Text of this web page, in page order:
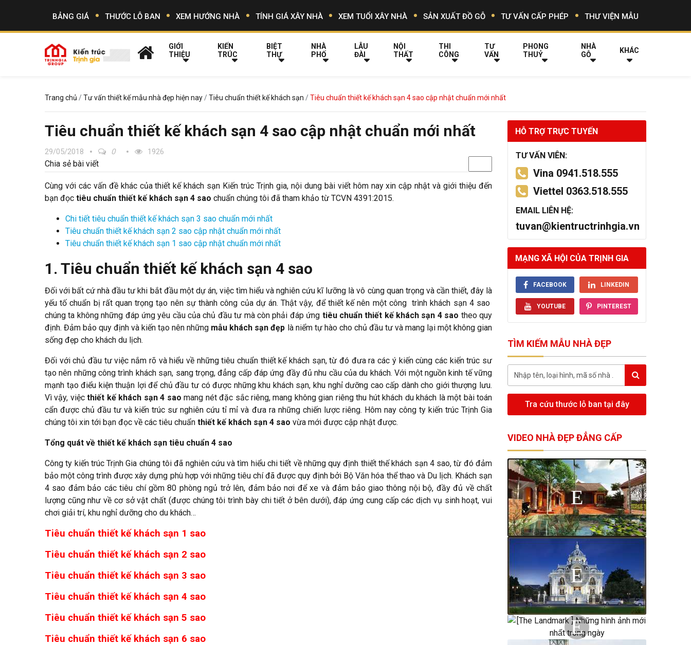
BẢNG GIÁ THƯỚC LỖ BAN XEM HƯỚNG NHÀ TÍNH GIÁ XÂY NHÀ XEM TUỔI XÂY NHÀ SẢN XUẤT ĐỒ GỖ TƯ VẤN CẤP PHÉP THƯ VIỆN MẪU
GIỚI
THIỆU
KIẾN
TRÚC
BIỆT
THỰ
NHÀ
PHỐ
LÂU
ĐÀI
NỘI
THẤT
THI
CÔNG
TƯ
VẤN
PHONG
THUỶ
NHÀ
GỖ
KHÁC
Trang chủ Tư vấn thiết kế mẫu nhà đẹp hiện nay Tiêu chuẩn thiết kế khách sạn Tiêu chuẩn thiết kế khách sạn 4 sao cập nhật chuẩn mới nhất
Tiêu chuẩn thiết kế khách sạn 4 sao cập nhật chuẩn mới nhất
29/05/2018 0 1926
Chia sẻ bài viết
Cùng với các vấn đề khác của thiết kế khách sạn Kiến trúc Trịnh gia, nội dung bài viết hôm nay xin cập nhật và giới thiệu đến
bạn đọc tiêu chuẩn thiết kế khách sạn 4 sao chuẩn chúng tôi đã tham khảo từ TCVN 4391:2015.
Chi tiết tiêu chuẩn thiết kế khách sạn 3 sao chuẩn mới nhất
Tiêu chuẩn thiết kế khách sạn 2 sao cập nhật chuẩn mới nhất
Tiêu chuẩn thiết kế khách sạn 1 sao cập nhật chuẩn mới nhất
1. Tiêu chuẩn thiết kế khách sạn 4 sao
Đối với bất cứ nhà đầu tư khi bắt đầu một dự án, việc tìm hiểu và nghiên cứu kĩ lưỡng là vô cùng quan trọng và cần thiết, đây là
yếu tố chuẩn bị rất quan trọng tạo nên sự thành công của dự án. Thật vậy, để thiết kế nên một công trình khách sạn 4 sao
chúng ta không những đáp ứng yêu cầu của chủ đầu tư mà còn phải đáp ứng tiêu chuẩn thiết kế khách sạn 4 sao theo quy
định. Đảm bảo quy định và kiến tạo nên những mẫu khách sạn đẹp là niểm tự hào cho chủ đầu tư và mang lại một không gian
sống đẹp cho khách du lịch.
Đối với chủ đầu tư việc nắm rõ và hiểu về những tiêu chuẩn thiết kế khách sạn, từ đó đưa ra các ý kiến cùng các kiến trúc sư
tạo nên những công trình khách sạn, sang trọng, đẳng cấp đáp ứng đầy đủ nhu cầu của du khách. Với một nguồn kinh tế vững
mạnh tạo điểu kiện thuận lợi để chủ đầu tư có được những khu khách sạn, khu nghỉ dưỡng cao cấp dành cho giới thượng lưu.
Vì vậy, việcthiết kế khách sạn 4 sao mang nét đặc sắc riêng, mang không gian riêng thu hút khách du khách là một bài toán
cẩn được chủ đầu tư và kiến trúc sư nghiên cứu tỉ mỉ và đưa ra những chiến lược riêng. Hôm nay công ty kiến trúc Trịnh Gia
chúng tôi xin tới bạn đọc về các tiêu chuẩn thiết kế khách sạn 4 sao vừa mới được cập nhật được.
Tổng quát về thiết kế khách sạn tiêu chuẩn 4 sao
Công ty kiến trúc Trịnh Gia chúng tôi đã nghiên cứu và tìm hiểu chi tiết về những quy định thiết thế khách sạn 4 sao, từ đó đảm
bảo một công trình được xây dựng phù hợp với những tiêu chí đã được quy định bởi Bộ Văn hóa thể thao và Du lịch. Khách sạn
4 sao đảm bảo các tiêu chí gồm 80 phòng ngủ trở lên, đảm bảo nơi để xe và đảm bảo giao thông nội bộ, đầy đủ về chất
lượng cũng như về cơ sở vật chất (được chúng tôi trình bày chi tiết ở bên dưới), đáp ứng cung cấp các dịch vụ sinh hoạt, vui
chơi giải trí, khu nghỉ dưỡng cho du khách…
Tiêu chuẩn thiết kế khách sạn 1 sao
Tiêu chuẩn thiết kế khách sạn 2 sao
Tiêu chuẩn thiết kế khách sạn 3 sao
Tiêu chuẩn thiết kế khách sạn 4 sao
Tiêu chuẩn thiết kế khách sạn 5 sao
Tiêu chuẩn thiết kế khách sạn 6 sao
HỖ TRỢ TRỰC TUYẾN
TƯ VẤN VIÊN:
Vina 0941.518.555
Viettel 0363.518.555
EMAIL LIÊN HỆ:
tuvan@kientructrinhgia.vn
MẠNG XÃ HỘI CỦA TRỊNH GIA
FACEBOOK LINKEDIN
YOUTUBE PINTEREST
TÌM KIẾM MẪU NHÀ ĐẸP
Tra cứu thước lỗ ban tại đây
VIDEO NHÀ ĐẸP ĐẲNG CẤP